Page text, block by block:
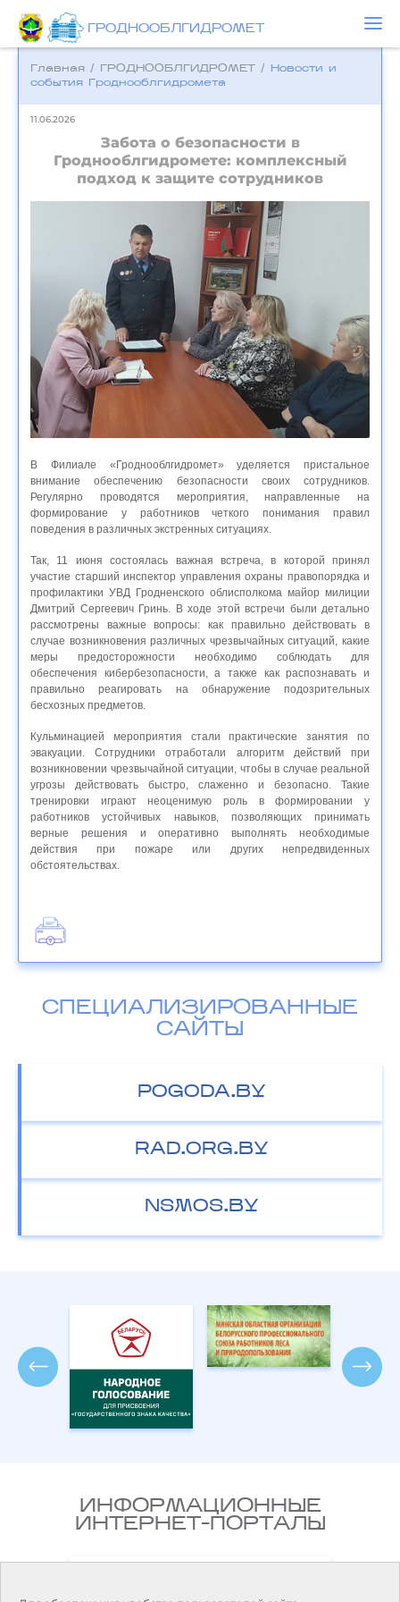
ГРОДНООБЛГИДРОМЕТ
Главная / ГРОДНООБЛГИДРОМЕТ /
Новости и
события Гроднооблгидромета
11.06.2026
Забота о безопасности в
Гроднооблгидромете: комплексный
подход к защите сотрудников
В Филиале «Гроднооблгидромет» уделяется пристальное
внимание обеспечению безопасности своих сотрудников.
Регулярно проводятся мероприятия, направленные на
формирование у работников четкого понимания правил
поведения в различных экстренных ситуациях.
Так, 11 июня состоялась важная встреча, в которой принял
участие старший инспектор управления охраны правопорядка и
профилактики УВД Гродненского облисполкома майор милиции
Дмитрий Сергеевич Гринь. В ходе этой встречи были детально
рассмотрены важные вопросы: как правильно действовать в
случае возникновения различных чрезвычайных ситуаций, какие
меры предосторожности необходимо соблюдать для
обеспечения кибербезопасности, а также как распознавать и
правильно реагировать на обнаружение подозрительных
бесхозных предметов.
Кульминацией мероприятия стали практические занятия по
эвакуации. Сотрудники отработали алгоритм действий при
возникновении чрезвычайной ситуации, чтобы в случае реальной
угрозы действовать быстро, слаженно и безопасно. Такие
тренировки играют неоценимую роль в формировании у
работников устойчивых навыков, позволяющих принимать
верные решения и оперативно выполнять необходимые
действия при пожаре или других непредвиденных
обстоятельствах.
СПЕЦИАЛИЗИРОВАННЫЕ
САЙТЫ
POGODA.BY
RAD.ORG.BY
NSMOS.BY
ИНФОРМАЦИОННЫЕ
ИНТЕРНЕТ-ПОРТАЛЫ